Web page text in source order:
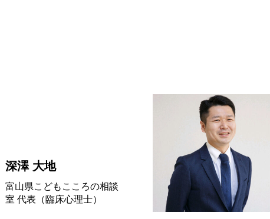
深澤 大地
富山県こどもこころの相談
室 代表（臨床心理士）